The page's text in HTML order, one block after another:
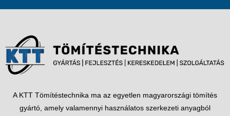
A KTT Tömítéstechnika ma az egyetlen magyarországi tömítés
gyártó, amely valamennyi használatos szerkezeti anyagból